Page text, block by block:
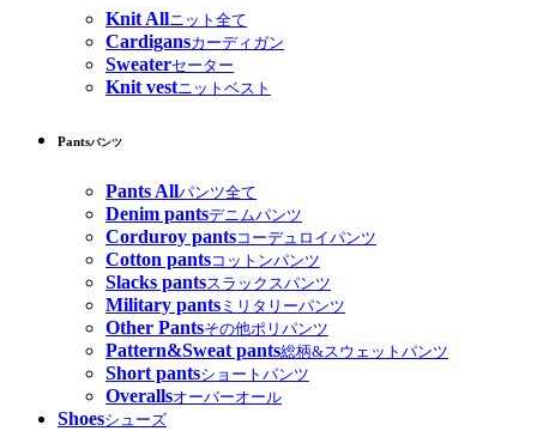
Knit Allニット全て
Cardigansカーディガン
Sweaterセーター
Knit vestニットベスト
Pantsパンツ
Pants Allパンツ全て
Denim pantsデニムパンツ
Corduroy pantsコーデュロイパンツ
Cotton pantsコットンパンツ
Slacks pantsスラックスパンツ
Military pants ミリタリーパンツ
Other Pantsその他ポリパンツ
Pattern&Sweat pants総柄&スウェットパンツ
Short pantsショートパンツ
Overallsオーバーオール
Shoesシューズ